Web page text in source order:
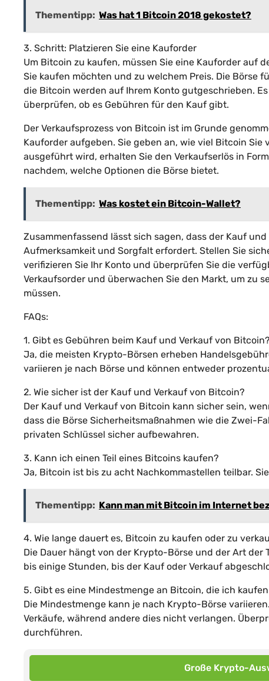
Thementipp: Was hat 1 Bitcoin 2018 gekostet?
3. Schritt: Platzieren Sie eine Kauforder
Um Bitcoin zu kaufen, müssen Sie eine Kauforder auf
Sie kaufen möchten und zu welchem Preis. Die Börse
die Bitcoin werden auf Ihrem Konto gutgeschrieben.
überprüfen, ob es Gebühren für den Kauf gibt.
Der Verkaufsprozess von Bitcoin ist im Grunde
Kauforder aufgeben. Sie geben an, wie viel Bitcoin
ausgeführt wird, erhalten Sie den Verkaufserlös in
nachdem, welche Optionen die Börse bietet.
Thementipp: Was kostet ein Bitcoin-Wallet?
Zusammenfassend lässt sich sagen, dass der Kauf
Aufmerksamkeit und Sorgfalt erfordert. Stellen Sie
verifizieren Sie Ihr Konto und überprüfen Sie die
Verkaufsorder und überwachen Sie den Markt, um zu
müssen.
FAQs:
1. Gibt es Gebühren beim Kauf und Verkauf von Bitcoin?
Ja, die meisten Krypto-Börsen erheben
variieren je nach Börse und können entweder
2. Wie sicher ist der Kauf und Verkauf von Bitcoin?
Der Kauf und Verkauf von Bitcoin kann sicher sein,
dass die Börse Sicherheitsmaßnahmen wie die Zwei-
privaten Schlüssel sicher aufbewahren.
3. Kann ich einen Teil eines Bitcoins kaufen?
Ja, Bitcoin ist bis zu acht Nachkommastellen teilbar.
Thementipp: Kann man mit Bitcoin im Internet
4. Wie lange dauert es, Bitcoin zu kaufen oder zu
Die Dauer hängt von der Krypto-Börse und der Art
bis einige Stunden, bis der Kauf oder Verkauf
5. Gibt es eine Mindestmenge an Bitcoin, die ich
Die Mindestmenge kann je nach Krypto-Börse
Verkäufe, während andere dies nicht verlangen.
durchführen.
Große Krypto-